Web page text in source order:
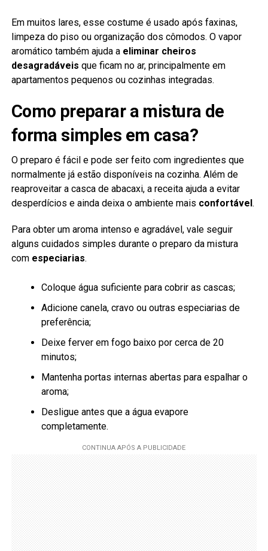
Em muitos lares, esse costume é usado após faxinas,
limpeza do piso ou organização dos cômodos. O vapor
aromático também ajuda a eliminar cheiros
desagradáveis que ficam no ar, principalmente em
apartamentos pequenos ou cozinhas integradas.
Como preparar a mistura de
forma simples em casa?
O preparo é fácil e pode ser feito com ingredientes que
normalmente já estão disponíveis na cozinha. Além de
reaproveitar a casca de abacaxi, a receita ajuda a evitar
desperdícios e ainda deixa o ambiente mais confortável.
Para obter um aroma intenso e agradável, vale seguir
alguns cuidados simples durante o preparo da mistura
com especiarias.
Coloque água suficiente para cobrir as cascas;
Adicione canela, cravo ou outras especiarias de
preferência;
Deixe ferver em fogo baixo por cerca de 20
minutos;
Mantenha portas internas abertas para espalhar o
aroma;
Desligue antes que a água evapore
completamente.